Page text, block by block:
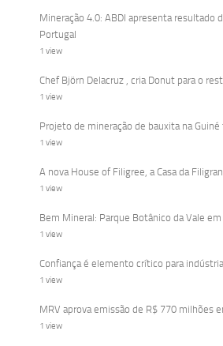
Mineração 4.0: ABDI apresenta resultado
Portugal
1 view
Chef Björn Delacruz , cria Donut para o
1 view
Projeto de mineração de bauxita na
1 view
A nova House of Filigree, a Casa da
1 view
Bem Mineral: Parque Botânico da Vale
1 view
Confiança é elemento crítico para
1 view
MRV aprova emissão de R$ 770 milhões
1 view